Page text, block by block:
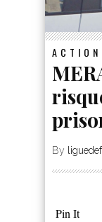
By
Pin It